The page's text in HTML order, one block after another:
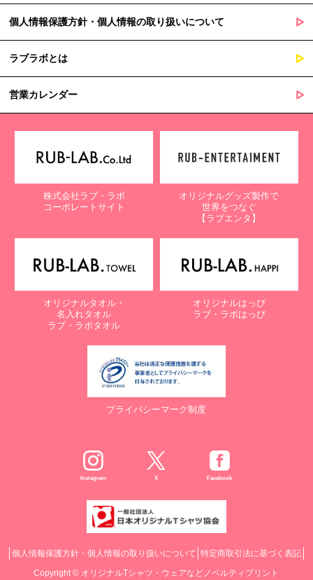
個人情報保護方針・個人情報の取り扱いについて
ラブラボとは
営業カレンダー
株式会社ラブ・ラボ
コーポレートサイト
オリジナルグッズ製作で
世界をつなぐ
【ラブエンタ】
オリジナルタオル・
名入れタオル
ラブ・ラボタオル
オリジナルはっぴ
ラブ・ラボはっぴ
プライバシーマーク制度
Instagram X Facebook
個人情報保護方針・個人情報の取り扱いについて 特定商取引法に基づく表記
Copyright © オリジナルTシャツ・ウェアなどノベルティプリント